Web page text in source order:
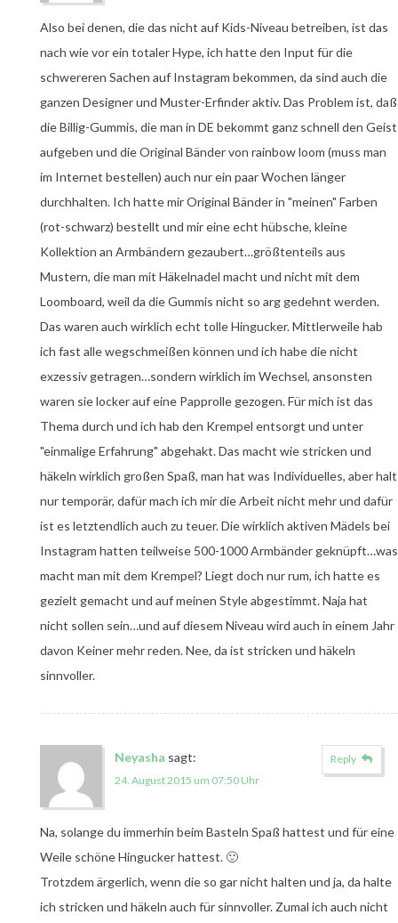
Also bei denen, die das nicht auf Kids-Niveau betreiben, ist das
nach wie vor ein totaler Hype, ich hatte den Input für die
schwereren Sachen auf Instagram bekommen, da sind auch die
ganzen Designer und Muster-Erfinder aktiv. Das Problem ist, daß
die Billig-Gummis, die man in DE bekommt ganz schnell den Geist
aufgeben und die Original Bänder von rainbow loom (muss man
im Internet bestellen) auch nur ein paar Wochen länger
durchhalten. Ich hatte mir Original Bänder in "meinen" Farben
(rot-schwarz) bestellt und mir eine echt hübsche, kleine
Kollektion an Armbändern gezaubert…größtenteils aus
Mustern, die man mit Häkelnadel macht und nicht mit dem
Loomboard, weil da die Gummis nicht so arg gedehnt werden.
Das waren auch wirklich echt tolle Hingucker. Mittlerweile hab
ich fast alle wegschmeißen können und ich habe die nicht
exzessiv getragen…sondern wirklich im Wechsel, ansonsten
waren sie locker auf eine Papprolle gezogen. Für mich ist das
Thema durch und ich hab den Krempel entsorgt und unter
"einmalige Erfahrung" abgehakt. Das macht wie stricken und
häkeln wirklich großen Spaß, man hat was Individuelles, aber halt
nur temporär, dafür mach ich mir die Arbeit nicht mehr und dafür
ist es letztendlich auch zu teuer. Die wirklich aktiven Mädels bei
Instagram hatten teilweise 500-1000 Armbänder geknüpft…was
macht man mit dem Krempel? Liegt doch nur rum, ich hatte es
gezielt gemacht und auf meinen Style abgestimmt. Naja hat
nicht sollen sein…und auf diesem Niveau wird auch in einem Jahr
davon Keiner mehr reden. Nee, da ist stricken und häkeln
sinnvoller.
Neyasha sagt:
24. August 2015 um 07:50 Uhr
Na, solange du immerhin beim Basteln Spaß hattest und für eine
Weile schöne Hingucker hattest. 🙂
Trotzdem ärgerlich, wenn die so gar nicht halten und ja, da halte
ich stricken und häkeln auch für sinnvoller. Zumal ich auch nicht
Reply